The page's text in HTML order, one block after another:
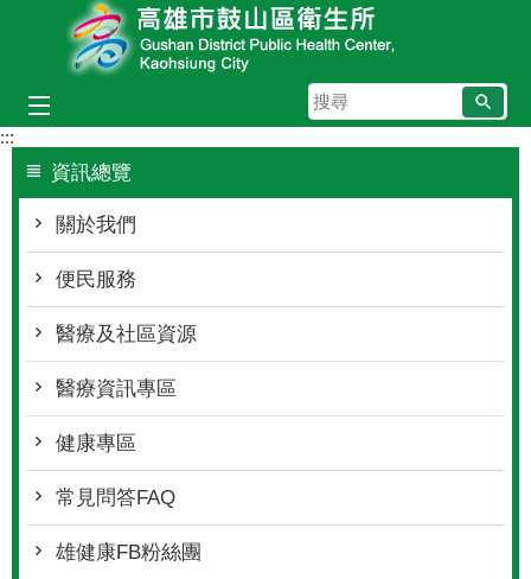
跳到主要內容區塊
搜
尋
:::
資訊總覽
關於我們
便民服務
醫療及社區資源
醫療資訊專區
健康專區
常見問答FAQ
雄健康FB粉絲團